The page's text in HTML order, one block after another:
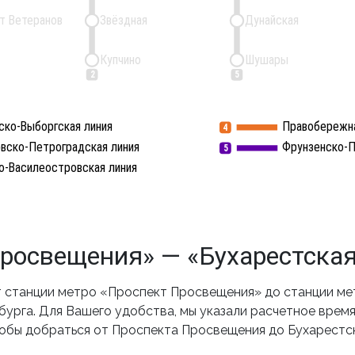
Выборгская линия
Петроградская линия
Василеостровская линия
4
Фрунзенско-
5
2 5
Ветеранов
Купчино
Звёздная Дунайская
Шушары
—
метро «Проспект Просвещения» до станции
Для Вашего удобства, мы указали расчетное
добраться от Проспекта Просвещения до